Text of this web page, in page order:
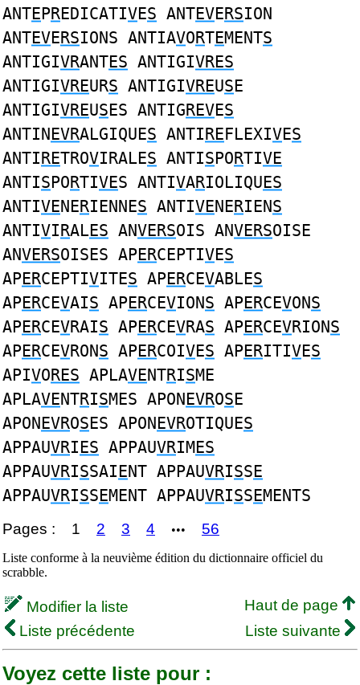
ANTEPREDICATIVES ANTEVERSION
ANTEVERSIONS ANTIAVORTEMENTS
ANTIGIVRANTES ANTIGIVRES
ANTIGIVREURS ANTIGIVREUSE
ANTIGIVREUSES ANTIGREVES
ANTINEVRALGIQUES ANTIREFLEXIVES
ANTIRETROVIRALES ANTISPORTIVE
ANTISPORTIVES ANTIVARIOLIQUES
ANTIVENERIENNES ANTIVENERIENS
ANTIVIRALES ANVERSOIS ANVERSOISE
ANVERSOISES APERCEPTIVES
APERCEPTIVITES APERCEVABLES
APERCEVAIS APERCEVIONS APERCEVONS
APERCEVRAIS APERCEVRAS APERCEVRIONS
APERCEVRONS APERCOIVES APERITIVES
APIVORES APLAVENTRISME
APLAVENTRISMES APONEVROSE
APONEVROSES APONEVROTIQUES
APPAUVRIES APPAUVRIMES
APPAUVRISSAIENT APPAUVRISSE
APPAUVRISSEMENT APPAUVRISSEMENTS
Pages : 1 2 3 4 ••• 56
Liste conforme à la neuvième édition du dictionnaire officiel du
scrabble.
Modifier la liste
Haut de page
Liste précédente
Liste suivante
Voyez cette liste pour :